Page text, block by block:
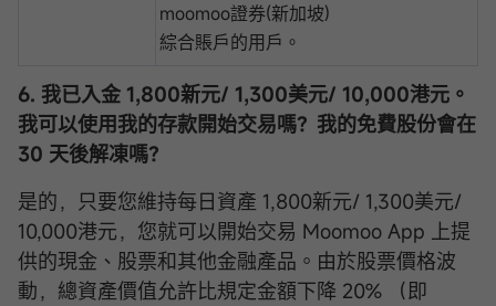
moomoo證券(新加坡)
綜合賬戶的用戶。
6. 我已入金 1,800新元/ 1,300美元/ 10,000港元。
我可以使用我的存款開始交易嗎？我的免費股份會在
30 天後解凍嗎？
是的，只要您維持每日資產 1,800新元/ 1,300美元/
10,000港元，您就可以開始交易 Moomoo App 上提
供的現金、股票和其他金融產品。由於股票價格波
動，總資產價值允許比規定金額下降 20% （即